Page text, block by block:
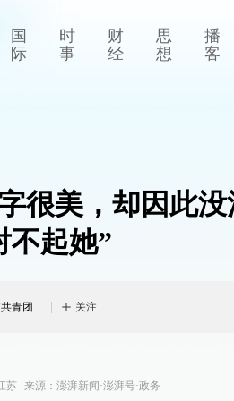
国
际
时
事
财
经
思
想
播
客
很美，却因此
不起她”
青团 关注
苏 来源： 澎湃新闻·澎湃号·政务